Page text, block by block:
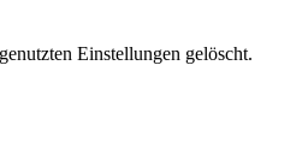
Einstellungen gelöscht.